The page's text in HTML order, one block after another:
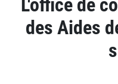
des Aides